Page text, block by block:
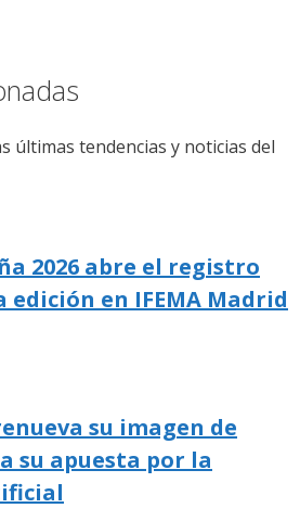
últimas tendencias y noticias del
2026 abre el registro
en IFEMA Madrid
su imagen de
su apuesta por la